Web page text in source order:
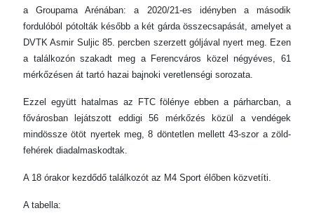
a Groupama Arénában: a 2020/21-es idényben a második
fordulóból pótolták később a két gárda összecsapását, amelyet a
DVTK Asmir Suljic 85. percben szerzett góljával nyert meg. Ezen
a találkozón szakadt meg a Ferencváros közel négyéves, 61
mérkőzésen át tartó hazai bajnoki veretlenségi sorozata.
Ezzel együtt hatalmas az FTC fölénye ebben a párharcban, a
fővárosban lejátszott eddigi 56 mérkőzés közül a vendégek
mindössze ötöt nyertek meg, 8 döntetlen mellett 43-szor a zöld-
fehérek diadalmaskodtak.
A 18 órakor kezdődő találkozót az M4 Sport élőben közvetíti.
A tabella: